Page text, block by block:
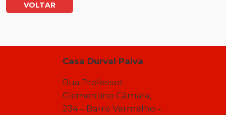
VOLTAR
Casa Durval Paiva
Rua Professor
Clementino Câmara,
234 – Barro Vermelho –